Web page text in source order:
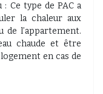
Ce type de PAC a
la chaleur aux
de l’appartement.
chaude et être
en cas de